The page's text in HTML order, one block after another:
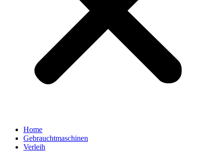
Home
Gebrauchtmaschinen
Verleih